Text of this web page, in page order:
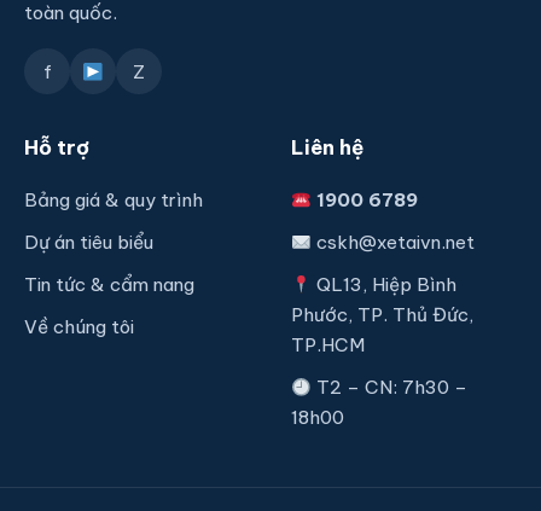
toàn quốc.
f Z
Hỗ trợ
Bảng giá & quy trình
Dự án tiêu biểu
Tin tức & cẩm nang
Về chúng tôi
Liên hệ
1900 6789
cskh@xetaivn.net
QL13, Hiệp Bình
Phước, TP. Thủ Đức,
TP.HCM
T2 – CN: 7h30 –
18h00